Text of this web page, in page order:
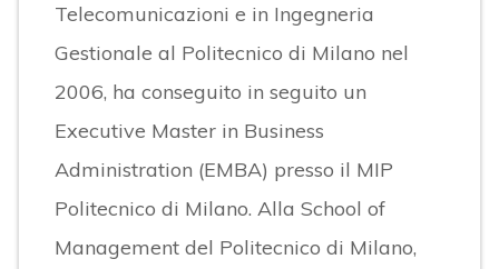
Telecomunicazioni e in Ingegneria
Gestionale al Politecnico di Milano nel
2006, ha conseguito in seguito un
Executive Master in Business
Administration (EMBA) presso il MIP
Politecnico di Milano. Alla School of
Management del Politecnico di Milano,